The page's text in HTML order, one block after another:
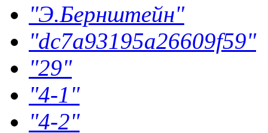
"Э.Бернштейн"
"dc7a93195a26609f59"
"29"
"4-1"
"4-2"